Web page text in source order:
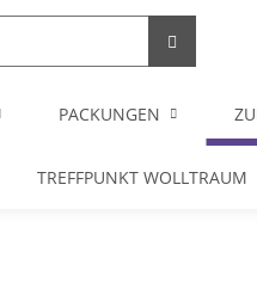
PACKUNGEN
TREFFPUNKT WOLLTRAUM